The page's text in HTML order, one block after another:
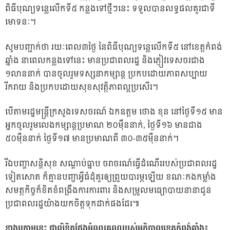
ពិធីបុណ្យទន្លេលើកទី៥ កន្លងទៅថ្មីៗនេះ ទទួលបានលទ្ធផលគួរជាទី
មោទនៈ។
សូមបញ្ជាក់ថា រយៈពេល៣ថ្ងៃ នៃពិធីបុណ្យទន្លេលើកទី៥ នៅខេត្តកំពង់
ឆ្នាំង នាពេលកន្លងទៅនេះ មានប្រជាពលរដ្ឋ និងភ្ញៀវទេសចរជាង
១លាននាក់ បានចូលរួមទស្សនាកម្សាន្ត ប្រកបដោយភាពសប្បាយ
រីករាយ និងប្រកបដោយសុខសុវត្ថិភាពល្អប្រសើរ។
បើតាមរដ្ឋមន្ត្រីក្រសួងទេសចរណ៍ ឯកឧត្តម ថោង ខុន នៅថ្ងៃទី១៥ មាន
អ្នកចូលរួមលេងកម្សាន្តប្រមាណ ២០ម៉ឺននាក់, ថ្ងៃទី១៦ មានជាង
៥០ម៉ឺននាក់ ថ្ងៃទី១៧ មានប្រមាណពី ៣០-៣៥ម៉ឺននាក់។
រីឯបញ្ហាសន្តិសុខ សណ្ដាប់ធ្នាប ចរាចរណ៍ធ្វើដំណើររបស់ប្រជាពលរដ្ឋ
ទៀតសោត ក៏គ្មានបញ្ហាអ្វីធំដុំគួរឲ្យព្រួយបារម្ភឡើយ ខណៈកងកម្លាំង
សមត្ថកិច្ចក៏ខិតខំពង្រឹងការការពារ និងសម្រួលមធ្យោបាយនានាជូន
ប្រជាពលរដ្ឋយ៉ាងយកចិត្តទុកដាក់ផងដែរ៕